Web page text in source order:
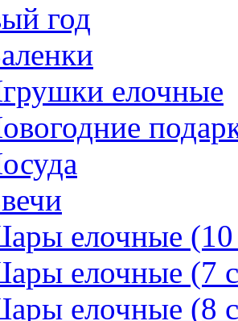
год
елочные
елочные
елочные (7
елочные (8